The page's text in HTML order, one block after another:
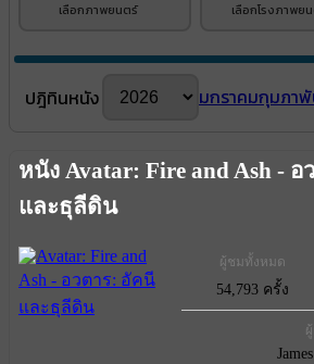
เลือกภาพยนตร์ เลือกโรงภาพย
ปฎิทินหนัง มกราคมกุมภา
ผู้ชมทั้งหมด
54,793 ครั้ง
หนัง Avatar: Fire and Ash -
และธุลีดิน